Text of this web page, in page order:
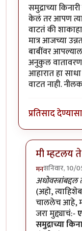
समुद्राच्या
केलं तर आपण
वाटतं की
मात्र आजच्या
बाबींवर
अनुकुल वातावरण
आहारात हा
वाटत नाही.
प्रतिसाद
मी म्हटलय
मनशनिवार, 10/
In reply to
(अहो,
चाललेच आहे,
जरा मुद्द्याचं:-
समुद्राच्या